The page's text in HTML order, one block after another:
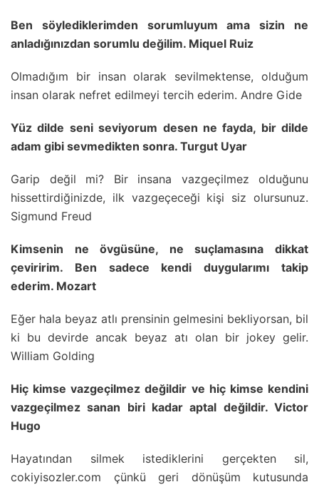
Ben söylediklerimden sorumluyum ama sizin ne
anladığınızdan sorumlu değilim. Miquel Ruiz
Olmadığım bir insan olarak sevilmektense, olduğum
insan olarak nefret edilmeyi tercih ederim. Andre Gide
Yüz dilde seni seviyorum desen ne fayda, bir dilde
adam gibi sevmedikten sonra. Turgut Uyar
Garip değil mi? Bir insana vazgeçilmez olduğunu
hissettirdiğinizde, ilk vazgeçeceği kişi siz olursunuz.
Sigmund Freud
Kimsenin ne övgüsüne, ne suçlamasına dikkat
çeviririm. Ben sadece kendi duygularımı takip
ederim. Mozart
Eğer hala beyaz atlı prensinin gelmesini bekliyorsan, bil
ki bu devirde ancak beyaz atı olan bir jokey gelir.
William Golding
Hiç kimse vazgeçilmez değildir ve hiç kimse kendini
vazgeçilmez sanan biri kadar aptal değildir. Victor
Hugo
Hayatından silmek istediklerini gerçekten sil,
cokiyisozler.com çünkü geri dönüşüm kutusunda